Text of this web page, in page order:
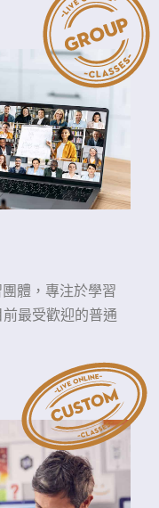
體，專注於學習
最受歡迎的普通